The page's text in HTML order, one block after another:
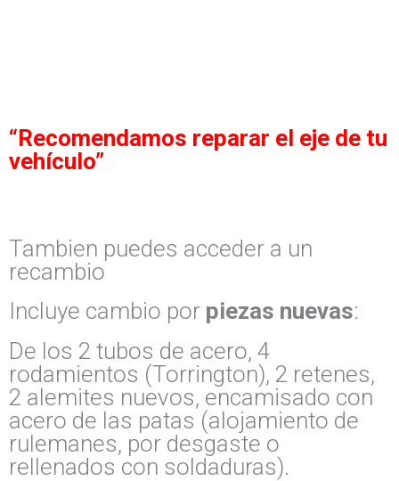
“Recomendamos reparar el eje de tu
vehículo”
Tambien puedes acceder a un
recambio
Incluye cambio por piezas nuevas:
De los 2 tubos de acero, 4
rodamientos (Torrington), 2 retenes,
2 alemites nuevos, encamisado con
acero de las patas (alojamiento de
rulemanes, por desgaste o
rellenados con soldaduras).